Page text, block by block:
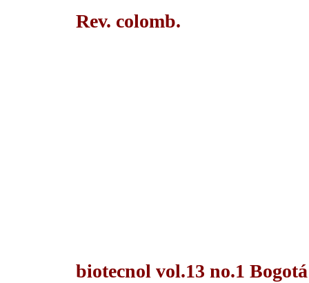
Rev. colomb.
biotecnol vol.13 no.1